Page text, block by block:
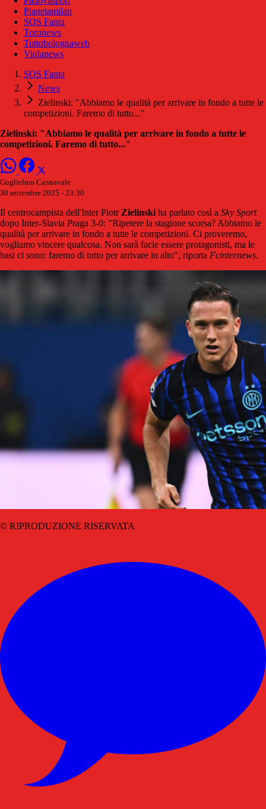
Pianetamilan
SOS Fanta
Toronews
Tuttobolognaweb
Violanews
SOS Fanta
News
Zielinski: "Abbiamo le qualità per arrivare in fondo a tutte le
competizioni. Faremo di tutto..."
Zielinski: "Abbiamo le qualità per arrivare in fondo a tutte le
competizioni. Faremo di tutto..."
Guglielmo Cannavale
30 settembre 2025 - 23:30
Il centrocampista dell'Inter Piotr Zielinski ha parlato così a Sky Sport
dopo Inter-Slavia Praga 3-0: "Ripetere la stagione scorsa? Abbiamo le
qualità per arrivare in fondo a tutte le competizioni. Ci proveremo,
vogliamo vincere qualcosa. Non sarà facie essere protagonisti, ma le
basi ci sono: faremo di tutto per arrivare in alto", riporta Fcinternews.
© RIPRODUZIONE RISERVATA